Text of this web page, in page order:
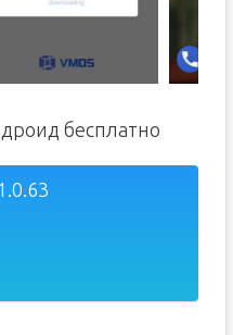
бесплатно